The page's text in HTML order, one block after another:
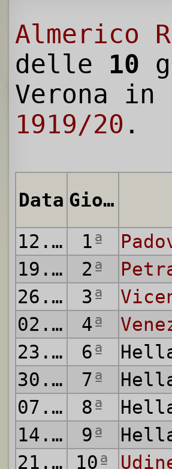
Almerico
delle 10
Verona in
1919/20 .
Data Giornata
12.10.1919
1ª
19.10.1919
2ª
26.10.1919
3ª
02.11.1919
4ª
23.11.1919
6ª
30.11.1919
7ª
07.12.1919
8ª
14.12.1919
9ª
21.12.1919
10ª